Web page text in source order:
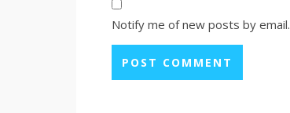
Notify me of new posts by email.